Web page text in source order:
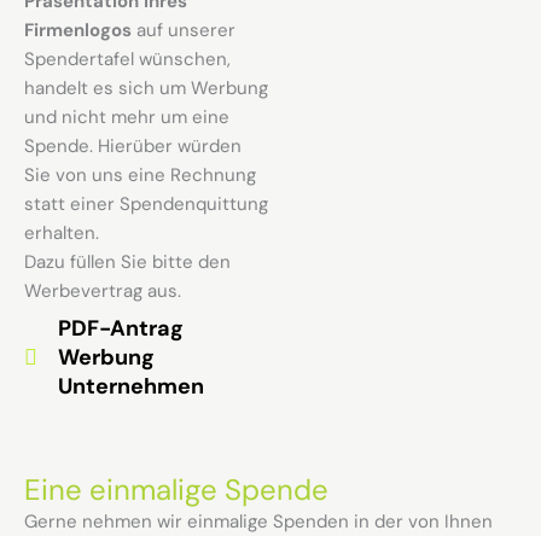
Firmenlogos auf unserer
Spendertafel wünschen,
handelt es sich um Werbung
und nicht mehr um eine
Spende. Hierüber würden
Sie von uns eine Rechnung
statt einer Spendenquittung
erhalten.
Dazu füllen Sie bitte den
Werbevertrag aus.
PDF-Antrag
Werbung
Unternehmen
Eine einmalige Spende
Gerne nehmen wir einmalige Spenden in der von Ihnen